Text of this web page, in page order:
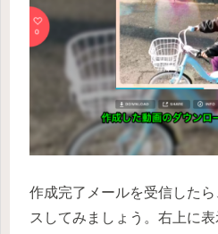
作成完了メールを受信した
スしてみましょう。右上に